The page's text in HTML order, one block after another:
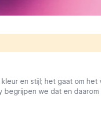
en stijl; het gaat om
begrijpen we dat en